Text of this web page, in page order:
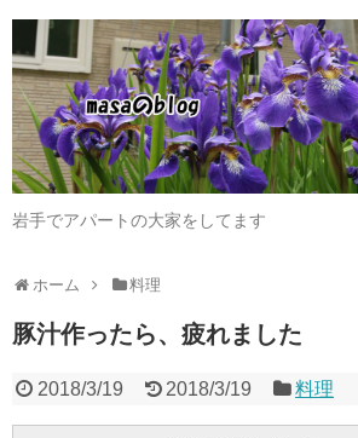
岩手でアパートの大家をしてます
ホーム 料理
豚汁作ったら、疲れました
2018/3/19 2018/3/19 料理